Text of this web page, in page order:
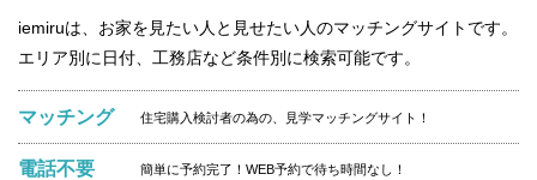
iemiruは、お家を見たい人と見せたい人のマッチングサイトです。
エリア別に日付、工務店など条件別に検索可能です。
マッチング 住宅購入検討者の為の、見学マッチングサイト！
電話不要 簡単に予約完了！WEB予約で待ち時間なし！